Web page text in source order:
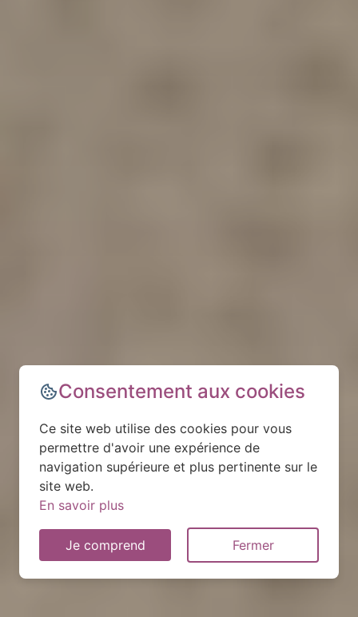
Consentement aux cookies
Ce site web utilise des cookies pour vous
permettre d'avoir une expérience de
navigation supérieure et plus pertinente sur le
site web.
En savoir plus
Je comprend Fermer